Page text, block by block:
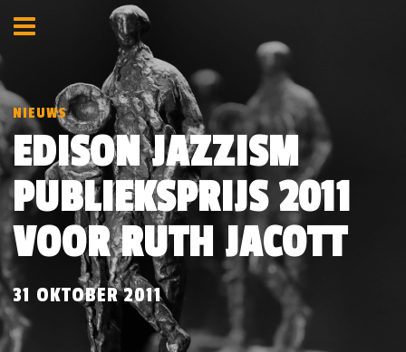
NIEUWS
EDISON JAZZISM
PUBLIEKSPRIJS 2011
VOOR RUTH JACOTT
31 OKTOBER 2011